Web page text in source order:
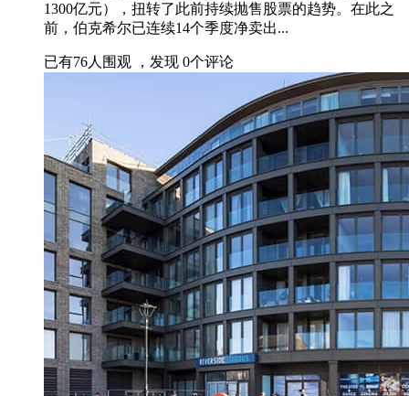
1300亿元），扭转了此前持续抛售股票的趋势。在此之
前，伯克希尔已连续14个季度净卖出...
已有76人围观 ，发现 0个评论